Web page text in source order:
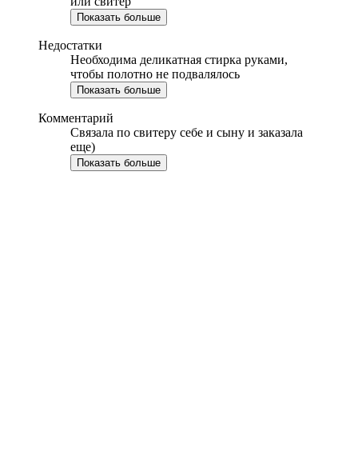
Показать больше
Недостатки
Необходима деликатная стирка руками,
чтобы полотно не подвалялось
Показать больше
Комментарий
Связала по свитеру себе и сыну и заказала
еще)
Показать больше